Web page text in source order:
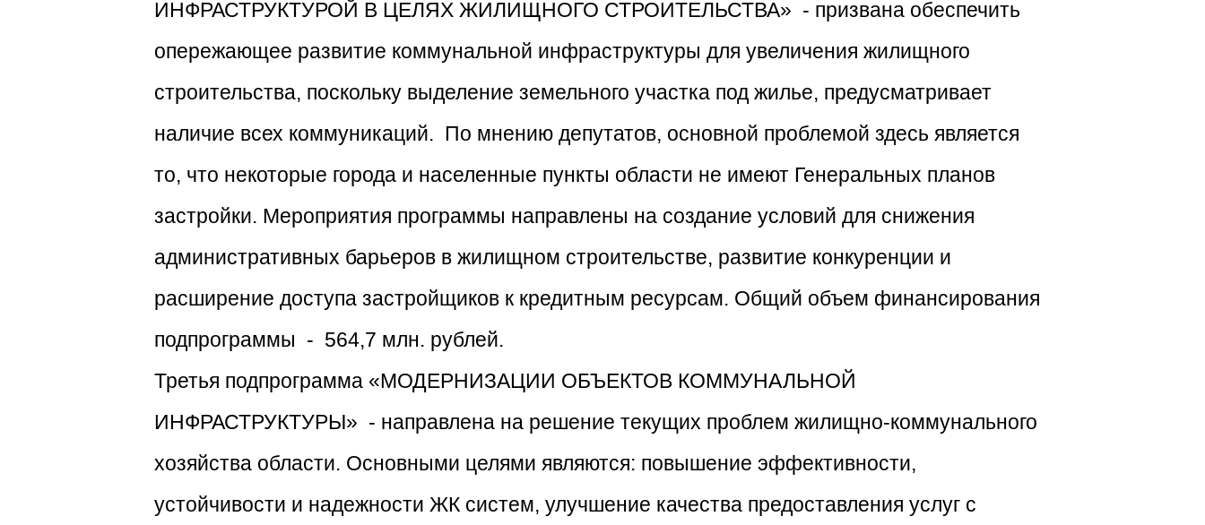
ИНФРАСТРУКТУРОЙ В ЦЕЛЯХ ЖИЛИЩНОГО СТРОИТЕЛЬСТВА» - призвана обеспечить
опережающее развитие коммунальной инфраструктуры для увеличения жилищного
строительства, поскольку выделение земельного участка под жилье, предусматривает
наличие всех коммуникаций. По мнению депутатов, основной проблемой здесь является
то, что некоторые города и населенные пункты области не имеют Генеральных планов
застройки. Мероприятия программы направлены на создание условий для снижения
административных барьеров в жилищном строительстве, развитие конкуренции и
расширение доступа застройщиков к кредитным ресурсам. Общий объем финансирования
подпрограммы - 564,7 млн. рублей.
Третья подпрограмма «МОДЕРНИЗАЦИИ ОБЪЕКТОВ КОММУНАЛЬНОЙ
ИНФРАСТРУКТУРЫ» - направлена на решение текущих проблем жилищно-коммунального
хозяйства области. Основными целями являются: повышение эффективности,
устойчивости и надежности ЖК систем, улучшение качества предоставления услуг с